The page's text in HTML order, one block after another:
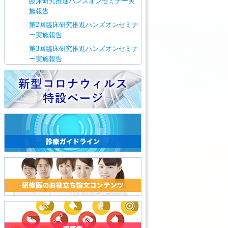
施報告
第2回臨床研究推進ハンズオンセミナ
ー実施報告
第3回臨床研究推進ハンズオンセミナ
ー実施報告